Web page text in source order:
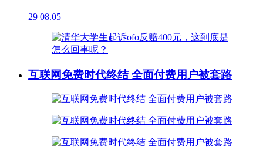
29 08.05
互联网免费时代终结 全面付费用户被套路